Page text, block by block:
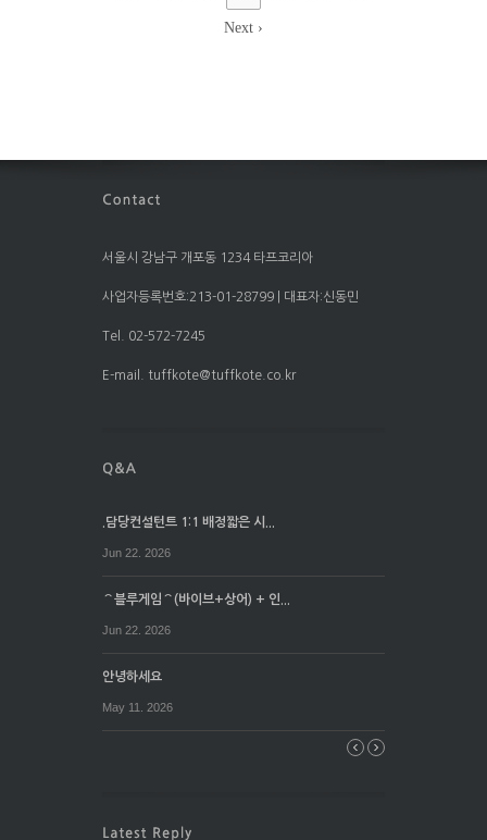
Next ›
서울시 강남구 개포동 1234 타프코리아
사업자등록번호:213-01-28799 | 대표자:신동민
Tel. 02-572-7245
E-mail. tuffkote@tuffkote.co.kr
.담당컨설턴트 1:1 배정짧은 시...
Jun 22. 2026
⌒블루게임⌒(바이브+상어) + 인...
Jun 22. 2026
안녕하세요
May 11. 2026